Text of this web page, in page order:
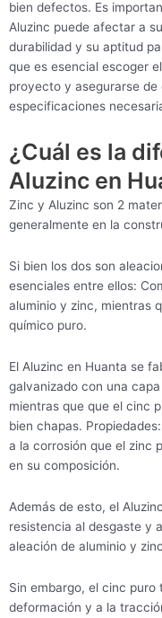
bien defectos. Es
Aluzinc puede afectar a
durabilidad y su aptitud
que es esencial escoger
proyecto y asegurarse
especificaciones
¿Cuál es la
Aluzinc en
Zinc y Aluzinc son 2
generalmente en la
Si bien los dos son
esenciales entre ellos:
aluminio y zinc, mientras
químico puro.
El Aluzinc en Huanta se
galvanizado con una
mientras que que el cinc
bien chapas.
a la corrosión que el zinc
en su composición.
Además de esto, el
resistencia al desgaste y
aleación de aluminio y
Sin embargo, el cinc
deformación y a la